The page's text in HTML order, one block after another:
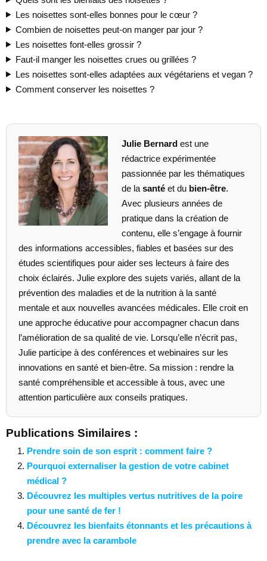
Les noisettes sont-elles bonnes pour le cœur ?
Combien de noisettes peut-on manger par jour ?
Les noisettes font-elles grossir ?
Faut-il manger les noisettes crues ou grillées ?
Les noisettes sont-elles adaptées aux végétariens et vegan ?
Comment conserver les noisettes ?
Julie Bernardest une
rédactrice expérimentée
passionnée par les thématiques
de la santéet du bien-être.
Avec plusieurs années de
pratique dans la création de
contenu, elle s’engage à fournir
des informations accessibles, fiables et basées sur des
études scientifiques pour aider ses lecteurs à faire des
choix éclairés. Julie explore des sujets variés, allant de la
prévention des maladies et de la nutrition à la santé
mentale et aux nouvelles avancées médicales. Elle croit en
une approche éducative pour accompagner chacun dans
l’amélioration de sa qualité de vie. Lorsqu’elle n’écrit pas,
Julie participe à des conférences et webinaires sur les
innovations en santé et bien-être. Sa mission : rendre la
santé compréhensible et accessible à tous, avec une
attention particulière aux conseils pratiques.
Publications Similaires :
Prendre soin de son esprit : comment faire ?
Pourquoi externaliser la gestion de votre cabinet
médical ?
Découvrez les multiples vertus nutritives de la poire
pour une santé de fer !
Découvrez les bienfaits étonnants et les précautions à
prendre avec la carambole